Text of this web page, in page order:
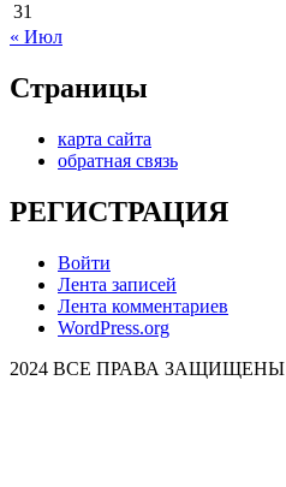
31
« Июл
Страницы
карта сайта
обратная связь
РЕГИСТРАЦИЯ
Войти
Лента записей
Лента комментариев
WordPress.org
2024 ВСЕ ПРАВА ЗАЩИЩЕНЫ